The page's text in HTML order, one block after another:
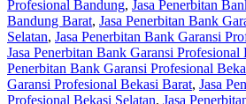
Profesional Bandung, Jasa Penerbitan
Bandung Barat, Jasa Penerbitan Bank
Selatan, Jasa Penerbitan Bank Garansi
Jasa Penerbitan Bank Garansi
Penerbitan Bank Garansi Profesional
Garansi Profesional Bekasi Barat, Jasa
Profesional Bekasi Selatan, Jasa